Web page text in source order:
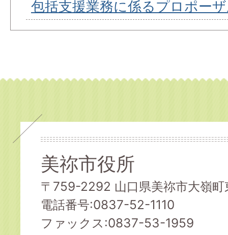
包括支援業務に係るプロポー
美祢市役所
〒759-2292 山口県美祢市大嶺
電話番号:0837-52-1110
ファックス:0837-53-1959